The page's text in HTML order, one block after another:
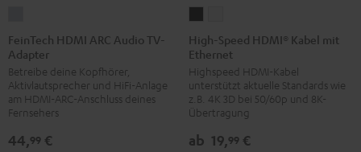
HDMI
ARC
Audio
TV-
Adapter
FeinTech HDMI ARC Audio TV-
Adapter
Betreibe deine Kopfhörer,
Aktivlautsprecher und HiFi-Anlage
am HDMI-ARC-Anschluss deines
Fernsehers
44,99 €
Speed
HDMI®
Kabel
mit
Ethernet
Speed
HDMI®
Kabel
mit
Ethernet
High-Speed HDMI® Kabel mit
Ethernet
Highspeed HDMI-Kabel
unterstützt aktuelle Standards wie
z.B. 4K 3D bei 50/60p und 8K-
Übertragung
ab 19,99 €